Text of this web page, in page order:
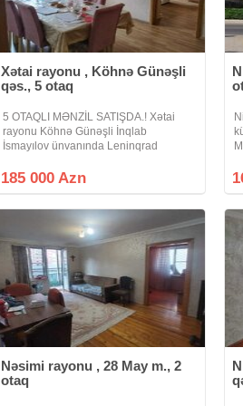
Xətai rayonu , Köhnə Günəşli
qəs., 5 otaq
5 OTAQLI MƏNZİL SATIŞDA.! Xətai
rayonu Köhnə Günəşli İnqlab
İsmayılov ünvanında Leninqrad
mərtəbəsində ümumi sahəsi 110 kv.m
185 000 Azn
Nəsimi rayonu , 28 May m., 2
otaq